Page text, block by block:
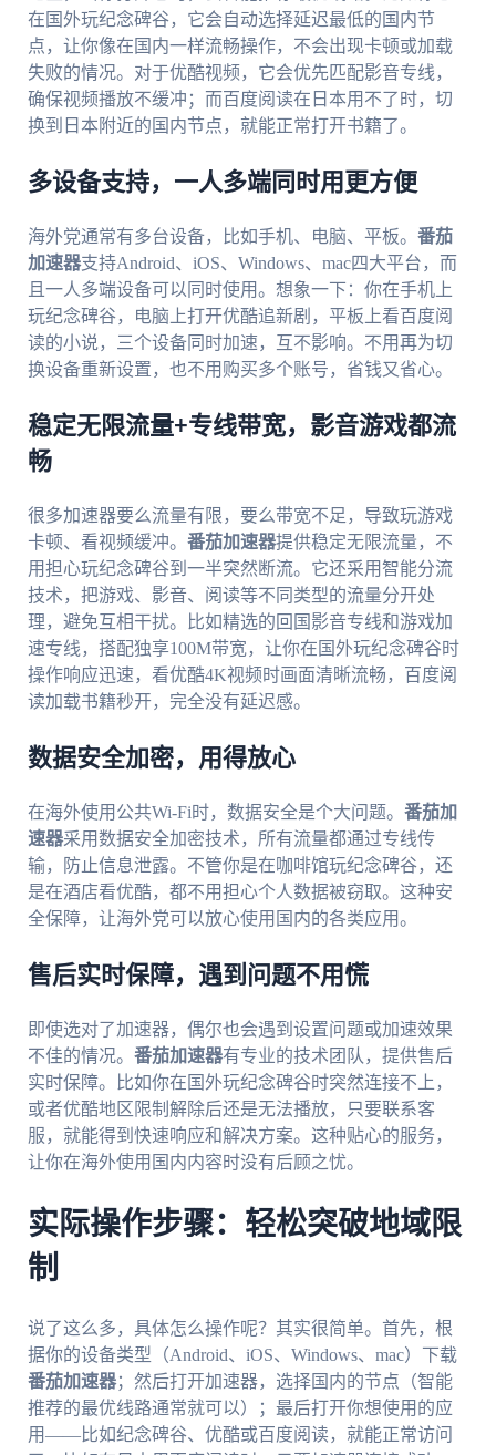
在国外玩纪念碑谷，它会自动选择延迟最低的国内节
点，让你像在国内一样流畅操作，不会出现卡顿或加载
失败的情况。对于优酷视频，它会优先匹配影音专线，
确保视频播放不缓冲；而百度阅读在日本用不了时，切
换到日本附近的国内节点，就能正常打开书籍了。
多设备支持，一人多端同时用更方便
海外党通常有多台设备，比如手机、电脑、平板。 番茄
加速器支持Android、iOS、Windows、mac四大平台，而
且一人多端设备可以同时使用。想象一下：你在手机上
玩纪念碑谷，电脑上打开优酷追新剧，平板上看百度阅
读的小说，三个设备同时加速，互不影响。不用再为切
换设备重新设置，也不用购买多个账号，省钱又省心。
稳定无限流量+专线带宽，影音游戏都流
畅
很多加速器要么流量有限，要么带宽不足，导致玩游戏
卡顿、看视频缓冲。 番茄加速器提供稳定无限流量，不
用担心玩纪念碑谷到一半突然断流。它还采用智能分流
技术，把游戏、影音、阅读等不同类型的流量分开处
理，避免互相干扰。比如精选的回国影音专线和游戏加
速专线，搭配独享100M带宽，让你在国外玩纪念碑谷时
操作响应迅速，看优酷4K视频时画面清晰流畅，百度阅
读加载书籍秒开，完全没有延迟感。
数据安全加密，用得放心
在海外使用公共Wi-Fi时，数据安全是个大问题。 番茄加
速器采用数据安全加密技术，所有流量都通过专线传
输，防止信息泄露。不管你是在咖啡馆玩纪念碑谷，还
是在酒店看优酷，都不用担心个人数据被窃取。这种安
全保障，让海外党可以放心使用国内的各类应用。
售后实时保障，遇到问题不用慌
即使选对了加速器，偶尔也会遇到设置问题或加速效果
不佳的情况。 番茄加速器有专业的技术团队，提供售后
实时保障。比如你在国外玩纪念碑谷时突然连接不上，
或者优酷地区限制解除后还是无法播放，只要联系客
服，就能得到快速响应和解决方案。这种贴心的服务，
让你在海外使用国内内容时没有后顾之忧。
实际操作步骤：轻松突破地域限
制
说了这么多，具体怎么操作呢？其实很简单。首先，根
据你的设备类型（Android、iOS、Windows、mac）下载
番茄加速器；然后打开加速器，选择国内的节点（智能
推荐的最优线路通常就可以）；最后打开你想使用的应
用——比如纪念碑谷、优酷或百度阅读，就能正常访问